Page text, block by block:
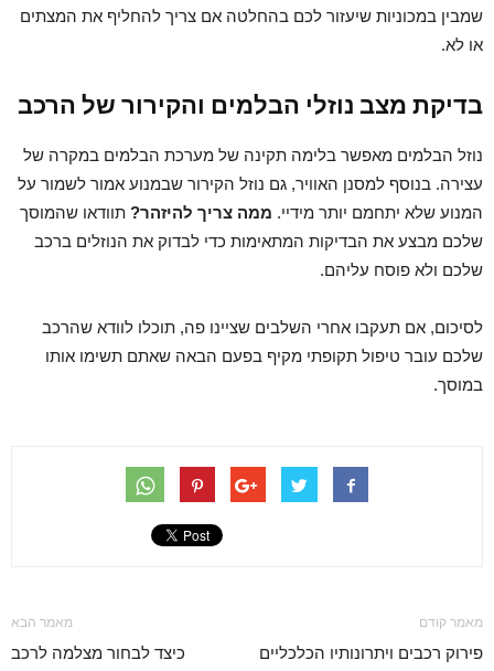
שמבין במכוניות שיעזור לכם בהחלטה אם צריך להחליף את המצתים
או לא.
בדיקת מצב נוזלי הבלמים והקירור של הרכב
נוזל הבלמים מאפשר בלימה תקינה של מערכת הבלמים במקרה של
עצירה. בנוסף למסנן האוויר, גם נוזל הקירור שבמנוע אמור לשמור על
המנוע שלא יתחמם יותר מידיי. ממה צריך להיזהר? תוודאו שהמוסך
שלכם מבצע את הבדיקות המתאימות כדי לבדוק את הנוזלים ברכב
שלכם ולא פוסח עליהם.
לסיכום, אם תעקבו אחרי השלבים שציינו פה, תוכלו לוודא שהרכב
שלכם עובר טיפול תקופתי מקיף בפעם הבאה שאתם תשימו אותו
במוסך.
מאמר קודם
פירוק רכבים ויתרונותיו הכלכליים
מאמר הבא
כיצד לבחור מצלמה לרכב